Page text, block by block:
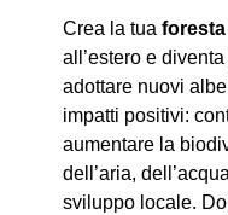
Crea la tua
all’estero e diventa
adottare nuovi
impatti positivi:
aumentare la
dell’aria,
sviluppo locale.